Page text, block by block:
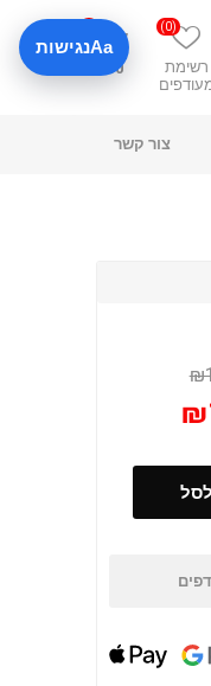
רשימת
(0)
₪0
צור קשר
Aaנגישות